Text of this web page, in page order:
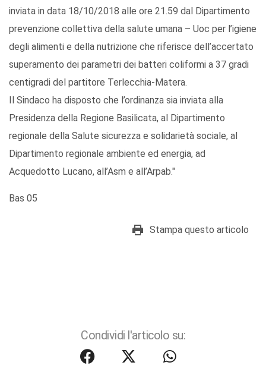
inviata in data 18/10/2018 alle ore 21.59 dal Dipartimento
prevenzione collettiva della salute umana – Uoc per l’igiene
degli alimenti e della nutrizione che riferisce dell’accertato
superamento dei parametri dei batteri coliformi a 37 gradi
centigradi del partitore Terlecchia-Matera.
Il Sindaco ha disposto che l’ordinanza sia inviata alla
Presidenza della Regione Basilicata, al Dipartimento
regionale della Salute sicurezza e solidarietà sociale, al
Dipartimento regionale ambiente ed energia, ad
Acquedotto Lucano, all’Asm e all’Arpab."
Bas 05
Stampa questo articolo
Condividi l'articolo su: